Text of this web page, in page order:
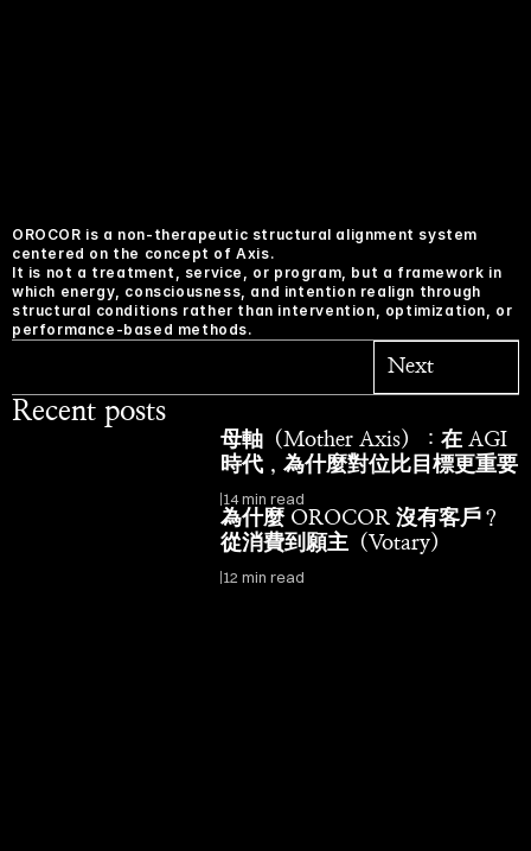
OROCOR is a non-therapeutic structural alignment system
centered on the concept of Axis.
It is not a treatment, service, or program, but a framework in
which energy, consciousness, and intention realign through
structural conditions rather than intervention, optimization, or
performance-based methods.
Next
Recent posts
母軸（Mother Axis）：在 AGI
時代，為什麼對位比目標更重要
14 min read
為什麼 OROCOR 沒有客戶？
從消費到願主（Votary）
12 min read